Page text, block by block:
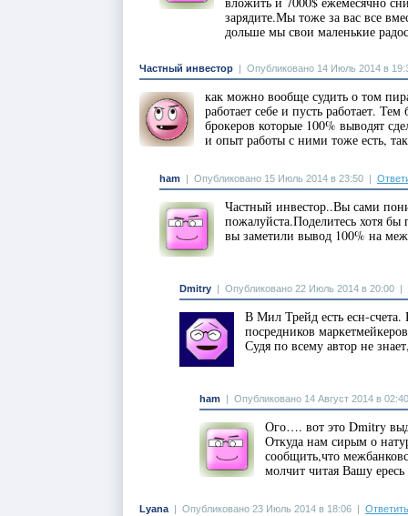
зарядите.Мы тоже за вас все
дольше мы свои маленькие
Частный инвестор Опубликовано 14 Июль 2014 в
как можно вообще судить о том
работает себе и пусть работает.
брокеров которые 100% выводят
и опыт работы с ними тоже есть,
ham Опубликовано 15 Июль 2014 в 23:50
Частный инвестор..Вы сами
пожалуйста.Поделитесь хотя
вы заметили вывод 100% на
Dmitry Опубликовано 22 Июль 2014 в 20:00
В Мил Трейд есть есн-
посредников
Судя по всему автор не
ham Опубликовано 14 Август 2014 в 02:40
Ого…. вот это Dmitry
Откуда нам сирым о
сообщить,что
молчит читая Вашу ересь
Lyana Опубликовано 23 Июль 2014 в 18:06 Ответить